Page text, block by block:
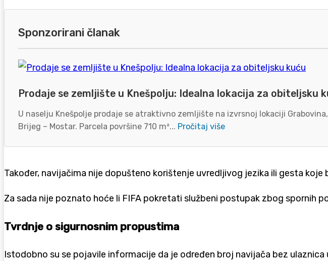
Sponzorirani članak
Prodaje se zemljište u Knešpolju: Idealna lokacija za obiteljsku
U naselju Knešpolje prodaje se atraktivno zemljište na izvrsnoj lokaciji
Brijeg – Mostar. Parcela površine 710 m²... Pročitaj više
Također, navijačima nije dopušteno korištenje uvredljivog jezika ili gesta
Za sada nije poznato hoće li FIFA pokretati službeni postupak zbog spornih
Tvrdnje o sigurnosnim propustima
Istodobno su se pojavile informacije da je određen broj navijača bez